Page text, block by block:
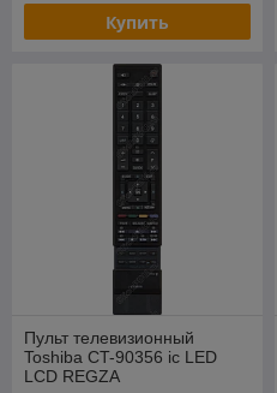
Купить
Пульт телевизионный
Toshiba CT-90356 ic LED
LCD REGZA